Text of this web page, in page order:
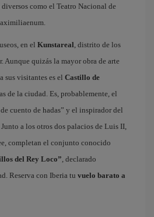
como el Teatro Nacional de
en el Kunstareal, distrito de los
Aunque quizás la mayor obra de arte
sus visitantes es el Castillo de
de la ciudad. Es, probablemente, el
cuento de hadas” y el inspirador del
a los otros dos palacios de Luis II,
completan el conjunto conocido
del Rey Loco”, declarado
Reserva con Iberia tu vuelo barato a